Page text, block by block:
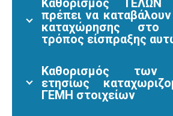
Καθορισμός
πρέπει να
καταχώρησης
τρόπος είσπραξης
Καθορισμός των
ετησίως
ΓΕΜΗ στοιχείων